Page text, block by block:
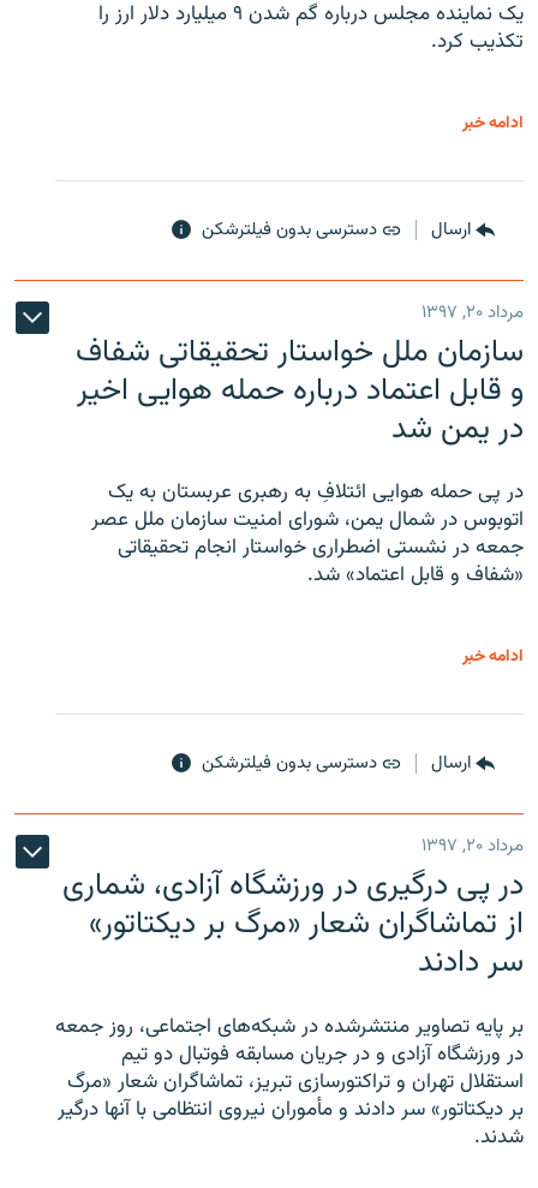
یک نماینده مجلس درباره گم شدن ۹ میلیارد دلار ارز را
تکذیب کرد.
ادامه خبر
ارسال دسترسی بدون فیلترشکن
مرداد ۲۰, ۱۳۹۷
سازمان ملل خواستار تحقیقاتی شفاف
و قابل اعتماد درباره حمله هوایی اخیر
در یمن شد
در پی حمله هوایی ائتلافِ به رهبری عربستان به یک
اتوبوس در شمال یمن، شورای امنیت سازمان ملل عصر
جمعه در نشستی اضطراری خواستار انجام تحقیقاتی
«شفاف و قابل اعتماد» شد.
ادامه خبر
ارسال دسترسی بدون فیلترشکن
مرداد ۲۰, ۱۳۹۷
در پی درگیری در ورزشگاه آزادی، شماری
از تماشاگران شعار «مرگ بر دیکتاتور»
سر دادند
بر پایه تصاویر منتشرشده در شبکه‌های اجتماعی، روز جمعه
در ورزشگاه آزادی و در جریان مسابقه فوتبال دو تیم
استقلال تهران و تراکتورسازی تبریز، تماشاگران شعار «مرگ
بر دیکتاتور» سر دادند و مأموران نیروی انتظامی با آنها درگیر
شدند.